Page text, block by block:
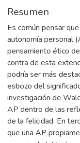
Resumen
Es común pensar
autonomía personal
pensamiento ético
contra de esta
podría ser más
esbozo del
investigación de
AP dentro de las
de la felicidad. En
que una AP